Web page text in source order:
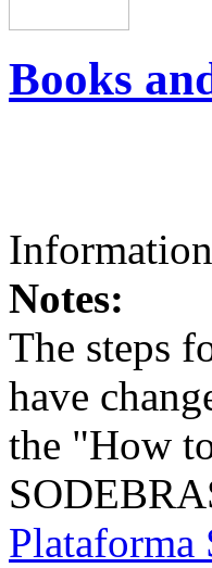
Books
Notes:
The steps
have
the "How
Plataforma